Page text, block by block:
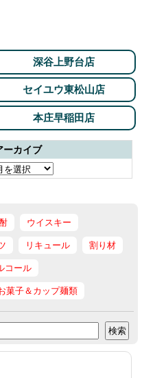
深谷上野台店
セイユウ東松山店
本庄早稲田店
ーカイブ
ウイスキー
リキュール 割り材
コール
菓子＆カップ麺類